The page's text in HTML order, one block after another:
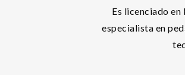
Es licenciado
especialista en